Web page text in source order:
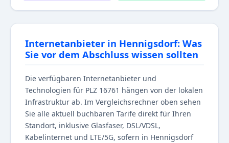
Internetanbieter in Hennigsdorf: Was
Sie vor dem Abschluss wissen sollten
Die verfügbaren Internetanbieter und
Technologien für PLZ 16761 hängen von der lokalen
Infrastruktur ab. Im Vergleichsrechner oben sehen
Sie alle aktuell buchbaren Tarife direkt für Ihren
Standort, inklusive Glasfaser, DSL/VDSL,
Kabelinternet und LTE/5G, sofern in Hennigsdorf